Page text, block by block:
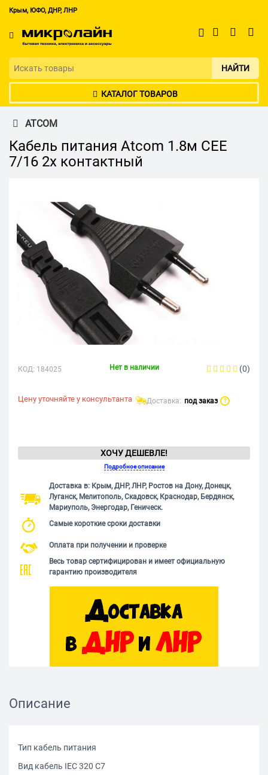
Крым, ЮФО, ДНР, ЛНР
НАЙТИ
КАТАЛОГ ТОВАРОВ
ATCOM
Кабель питания Atcom 1.8м CEE
7/16 2х контактный
КОД: 184025 Нет в наличии (0)
Цену уточняйте у консультанта Доставка: под заказ ?
ХОЧУ ДЕШЕВЛЕ!
Подробное описание
Доставка в: Крым, ДНР, ЛНР, Ростов на Дону, Донецк,
Луганск, Мелитополь, Скадовск, Краснодар, Бердянск,
Мариуполь, Энергодар, Геническ.
Самые короткие сроки доставки
Оплата при получении и проверке
Весь товар сертифицирован и имеет официальную
гарантию производителя
Описание
Тип кабель питания
Вид кабель IEC 320 C7